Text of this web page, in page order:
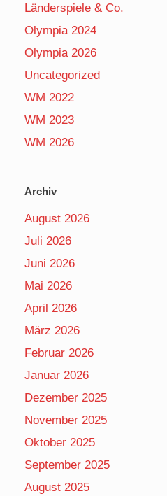
Länderspiele & Co.
Olympia 2024
Olympia 2026
Uncategorized
WM 2022
WM 2023
WM 2026
Archiv
August 2026
Juli 2026
Juni 2026
Mai 2026
April 2026
März 2026
Februar 2026
Januar 2026
Dezember 2025
November 2025
Oktober 2025
September 2025
August 2025